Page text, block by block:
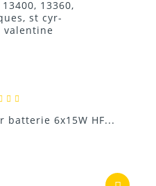
batterie 6x15W HF...